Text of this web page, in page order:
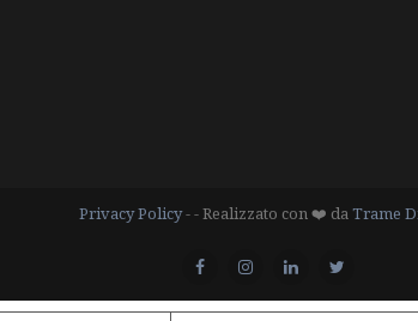
Privacy Policy- - Realizzato con ❤️ daTrame